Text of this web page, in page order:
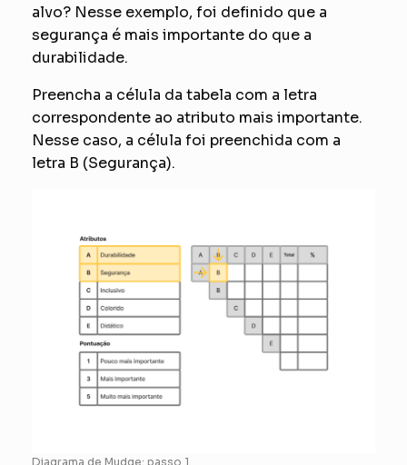
alvo? Nesse exemplo, foi definido que a
segurança é mais importante do que a
durabilidade.
Preencha a célula da tabela com a letra
correspondente ao atributo mais importante.
Nesse caso, a célula foi preenchida com a
letra B (Segurança).
Diagrama de Mudge: passo 1.